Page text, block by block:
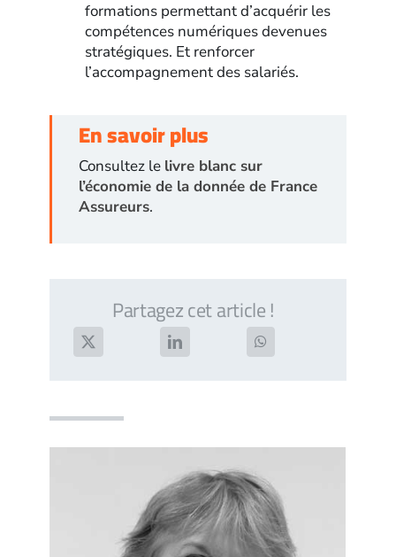
formations permettant d’acquérir les
compétences numériques devenues
stratégiques. Et renforcer
l’accompagnement des salariés.
En savoir plus
Consultez le livre blanc sur
l’économie de la donnée de France
Assureurs.
Partagez cet article !